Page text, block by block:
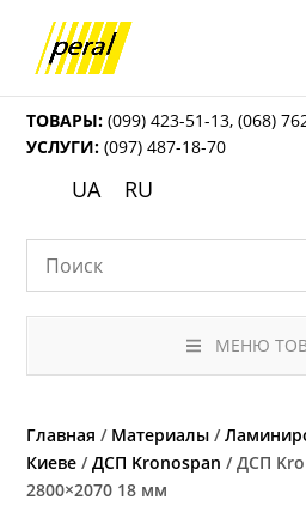
ТОВАРЫ: (099) 423-51-13,(068)
УСЛУГИ: (097) 487-18-70
UA RU
МЕНЮ
Главная / Материалы /
Киеве /ДСП Kronospan / ДСП
2800×2070 18 мм